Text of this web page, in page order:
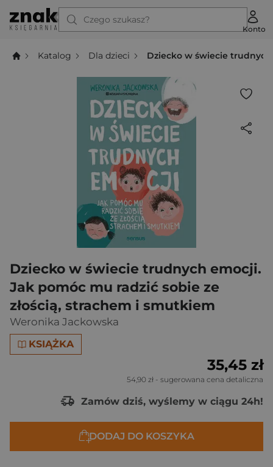
Czego szukasz?
Konto
Katalog Dla dzieci Dziecko w świecie
Dziecko w świecie trudnych emocji.
Jak pomóc mu radzić sobie ze
złością, strachem i smutkiem
Weronika Jackowska
KSIĄŻKA
35,45 zł
54,90 zł - sugerowana cena detaliczna
Zamów dziś, wyślemy w ciągu 24h!
DODAJ DO KOSZYKA